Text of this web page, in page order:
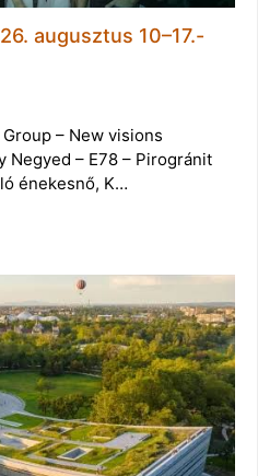
augusztus 10–17.-
– New visions
Negyed – E78 – Pirogránit
énekesnő, K…